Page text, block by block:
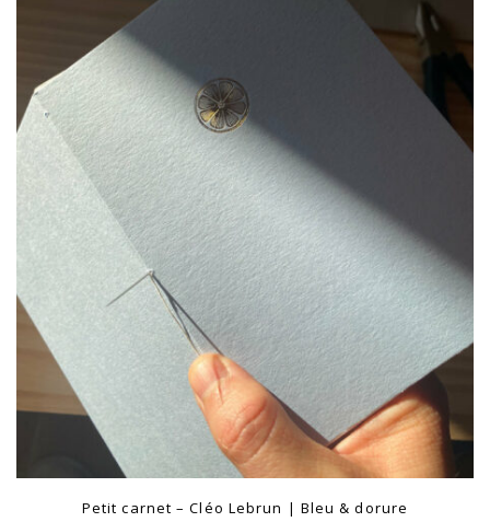
Petit carnet – Cléo Lebrun | Bleu & dorure